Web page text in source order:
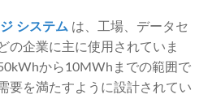
システム は、工場、データセ
の企業に主に使用されていま
から10MWhまでの範囲で
要を満たすように設計されてい